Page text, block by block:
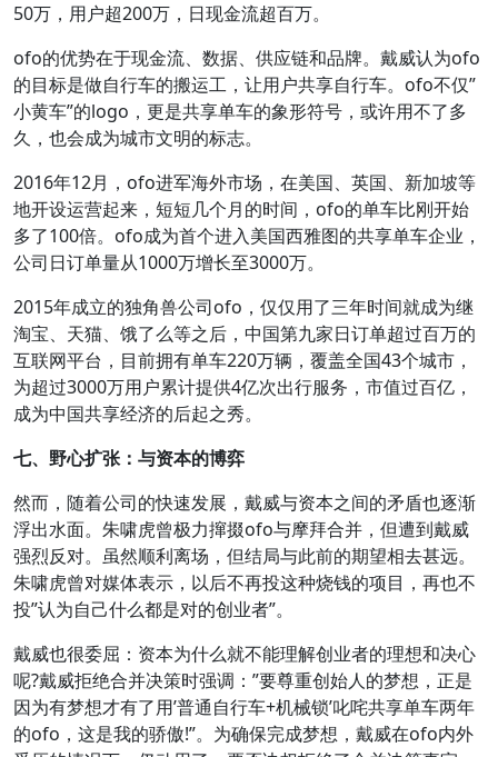
50万，用户超200万，日现金流超百万。
ofo的优势在于现金流、数据、供应链和品牌。戴威认为ofo
的目标是做自行车的搬运工，让用户共享自行车。ofo不仅”
小黄车”的logo，更是共享单车的象形符号，或许用不了多
久，也会成为城市文明的标志。
2016年12月，ofo进军海外市场，在美国、英国、新加坡等
地开设运营起来，短短几个月的时间，ofo的单车比刚开始
多了100倍。ofo成为首个进入美国西雅图的共享单车企业，
公司日订单量从1000万增长至3000万。
2015年成立的独角兽公司ofo，仅仅用了三年时间就成为继
淘宝、天猫、饿了么等之后，中国第九家日订单超过百万的
互联网平台，目前拥有单车220万辆，覆盖全国43个城市，
为超过3000万用户累计提供4亿次出行服务，市值过百亿，
成为中国共享经济的后起之秀。
七、野心扩张：与资本的博弈
然而，随着公司的快速发展，戴威与资本之间的矛盾也逐渐
浮出水面。朱啸虎曾极力撺掇ofo与摩拜合并，但遭到戴威
强烈反对。虽然顺利离场，但结局与此前的期望相去甚远。
朱啸虎曾对媒体表示，以后不再投这种烧钱的项目，再也不
投”认为自己什么都是对的创业者”。
戴威也很委屈：资本为什么就不能理解创业者的理想和决心
呢?戴威拒绝合并决策时强调：”要尊重创始人的梦想，正是
因为有梦想才有了用’普通自行车+机械锁’叱咤共享单车两年
的ofo，这是我的骄傲!”。为确保完成梦想，戴威在ofo内外